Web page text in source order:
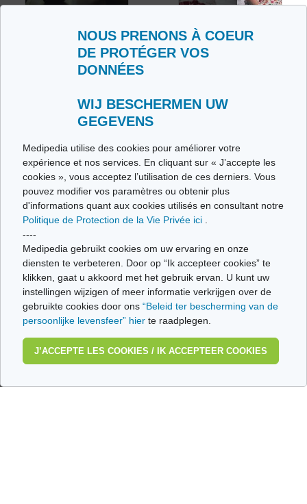
NOUS PRENONS À COEUR
DE PROTÉGER VOS
DONNÉES
WIJ BESCHERMEN UW
GEGEVENS
Medipedia utilise des cookies pour améliorer votre
expérience et nos services. En cliquant sur « J’accepte les
cookies », vous acceptez l’utilisation de ces derniers. Vous
pouvez modifier vos paramètres ou obtenir plus
d'informations quant aux cookies utilisés en consultant notre
Politique de Protection de la Vie Privée ici
----
Medipedia gebruikt cookies om uw ervaring en onze
diensten te verbeteren. Door op “Ik accepteer cookies” te
klikken, gaat u akkoord met het gebruik ervan. U kunt uw
instellingen wijzigen of meer informatie verkrijgen over de
gebruikte cookies door ons “Beleid ter bescherming van de
persoonlijke levensfeer” hier te raadplegen.
J’ACCEPTE LES COOKIES / IK ACCEPTEER COOKIES
La dépression
touche-t-elle plus
femmes?
de la dépression
LIENS
Similes
La Réponse du Psy
Qui sommes nous ?
Conditions d’Utilisation
Politique de Protection de la Vie privée
Glossaire
Medipedia FR